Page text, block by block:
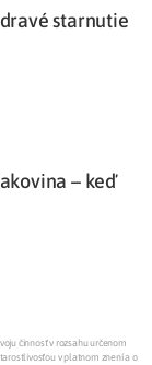
starnutie
– keď
činnosť v rozsahu určenom
v platnom znení a o